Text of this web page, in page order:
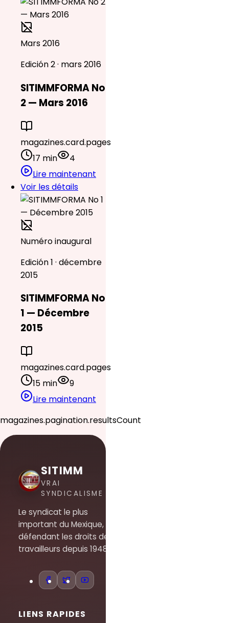
Mars 2016
Edición 2 · mars 2016
SITIMMFORMA No
2 — Mars 2016
magazines.card.pages
17 min
4
Lire maintenant
Voir les détails
Numéro inaugural
Edición 1 · décembre
2015
SITIMMFORMA No
1 — Décembre
2015
magazines.card.pages
15 min
9
Lire maintenant
magazines.pagination.resultsCount
SITIMM
VRAI
SYNDICALISME
Le syndicat le plus
important du Mexique,
défendant les droits des
travailleurs depuis 1948.
LIENS RAPIDES